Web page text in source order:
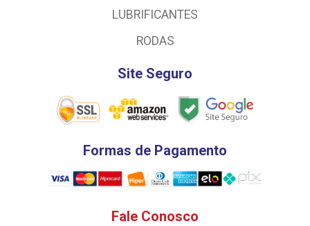
LUBRIFICANTES
RODAS
Site Seguro
Formas de Pagamento
Fale Conosco